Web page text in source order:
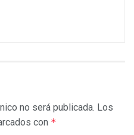
no será publicada. Los
con *